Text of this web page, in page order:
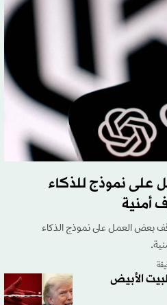
على نموذج للذكاء
أمنية
بعض العمل على نموذج الذكاء
الأبيض